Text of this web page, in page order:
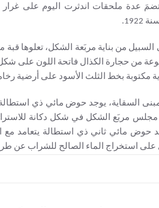
عدة ملحقات اندثرت اليوم على غرار
السبيل من بناية مربَعة الشكل، تعلوها
من حجارة الكذال فاتحة اللون على
مكتوبة بخط الثلث الأسود على أرضية
السقاية، يوجد حوض مائي ذي
مربَع الشكل في شكل دكانة
حوض مائي ثاني ذي استطالة يتعامد مع
على استخراج الماء الصالح للشراب عن